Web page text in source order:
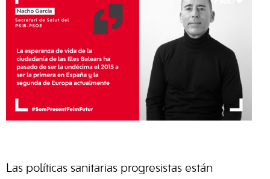
Las políticas sanitarias progresistas están